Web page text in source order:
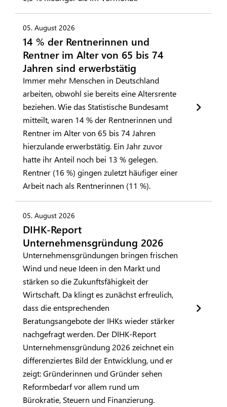
05. August 2026
14 % der Rentnerinnen und
Rentner im Alter von 65 bis 74
Jahren sind erwerbstätig
Immer mehr Menschen in Deutschland
arbeiten, obwohl sie bereits eine Altersrente
beziehen. Wie das Statistische Bundesamt
mitteilt, waren 14 % der Rentnerinnen und
Rentner im Alter von 65 bis 74 Jahren
hierzulande erwerbstätig. Ein Jahr zuvor
hatte ihr Anteil noch bei 13 % gelegen.
Rentner (16 %) gingen zuletzt häufiger einer
Arbeit nach als Rentnerinnen (11 %).
05. August 2026
DIHK-Report
Unternehmensgründung 2026
Unternehmensgründungen bringen frischen
Wind und neue Ideen in den Markt und
stärken so die Zukunftsfähigkeit der
Wirtschaft. Da klingt es zunächst erfreulich,
dass die entsprechenden
Beratungsangebote der IHKs wieder stärker
nachgefragt werden. Der DIHK-Report
Unternehmensgründung 2026 zeichnet ein
differenziertes Bild der Entwicklung, und er
zeigt: Gründerinnen und Gründer sehen
Reformbedarf vor allem rund um
Bürokratie, Steuern und Finanzierung.